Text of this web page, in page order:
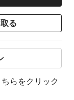
ちらをクリック